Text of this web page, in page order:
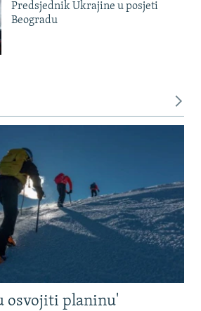
Predsjednik Ukrajine u posjeti
Beogradu
osvojiti planinu'